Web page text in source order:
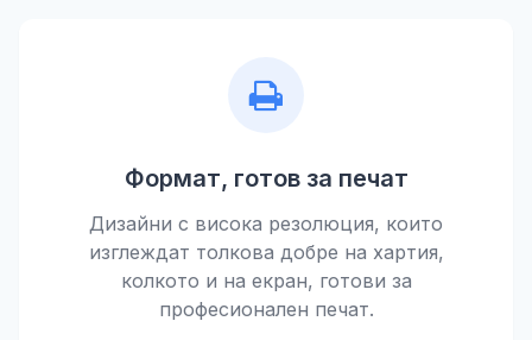
Формат, готов за печат
Дизайни с висока резолюция, които
изглеждат толкова добре на хартия,
колкото и на екран, готови за
професионален печат.